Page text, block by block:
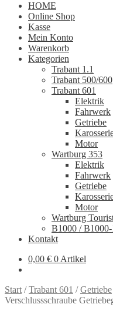
HOME
Online Shop
Kasse
Mein Konto
Warenkorb
Kategorien
Trabant 1.1
Trabant 500/600
Trabant 601
Elektrik
Fahrwerk
Getriebe
Motor
Wartburg 353
Elektrik
Fahrwerk
Getriebe
Motor
Wartburg
B1000 / B1000-
Kontakt
0,00 € 0 Artikel
Start /Trabant 601 /Getriebe
Verschlussschraube